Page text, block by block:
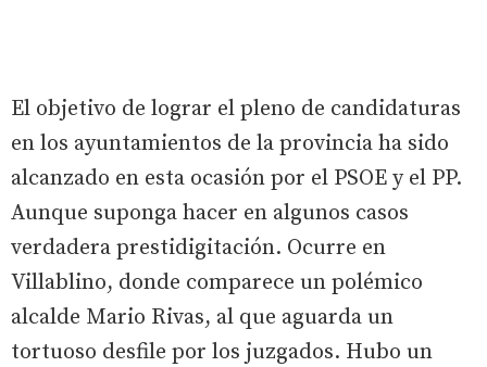
El objetivo de lograr el pleno de candidaturas
en los ayuntamientos de la provincia ha sido
alcanzado en esta ocasión por el PSOE y el PP.
Aunque suponga hacer en algunos casos
verdadera prestidigitación. Ocurre en
Villablino, donde comparece un polémico
alcalde Mario Rivas, al que aguarda un
tortuoso desfile por los juzgados. Hubo un